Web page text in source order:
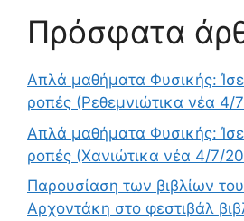
Πρόσφατα
Απλά μαθήματα Φυσικής:
ροπές (Ρεθεμνιώτικα νέα 4/
Απλά μαθήματα Φυσικής:
ροπές (Χανιώτικα νέα 4/7/
Παρουσίαση των βιβλίων του
Αρχοντάκη στο φεστιβάλ